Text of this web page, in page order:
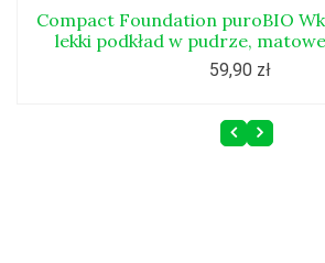
Compact Foundation puroBIO
lekki podkład w pudrze,
59,90 zł